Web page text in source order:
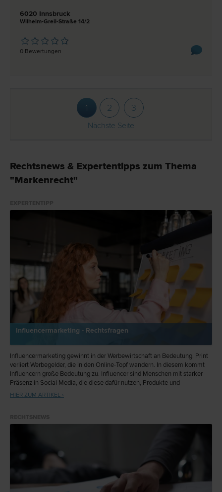
6020 Innsbruck
Wilhelm-Greil-Straße 14/2
0 Bewertungen
1 2 3
Nächste Seite
Rechtsnews & Expertentipps zum Thema
"Markenrecht"
Influencermarketing - Rechtsfragen
Influencermarketing gewinnt in der Werbewirtschaft an Bedeutung. Print
verliert Werbegelder, die in den Online-Topf wandern. In diesem kommt
Influencern große Bedeutung zu. Influencer sind Menschen mit starker
Präsenz in Social Media, die diese dafür nutzen, Produkte und
Dienstleistungen zu vermarkten. Es stellen sich viele Rechtsfragen, wie
HIER ZUM ARTIKEL ›